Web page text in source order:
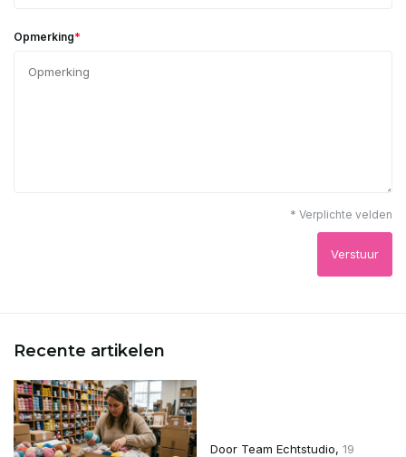
Opmerking*
* Verplichte velden
Verstuur
Recente artikelen
Door Team Echtstudio, 19